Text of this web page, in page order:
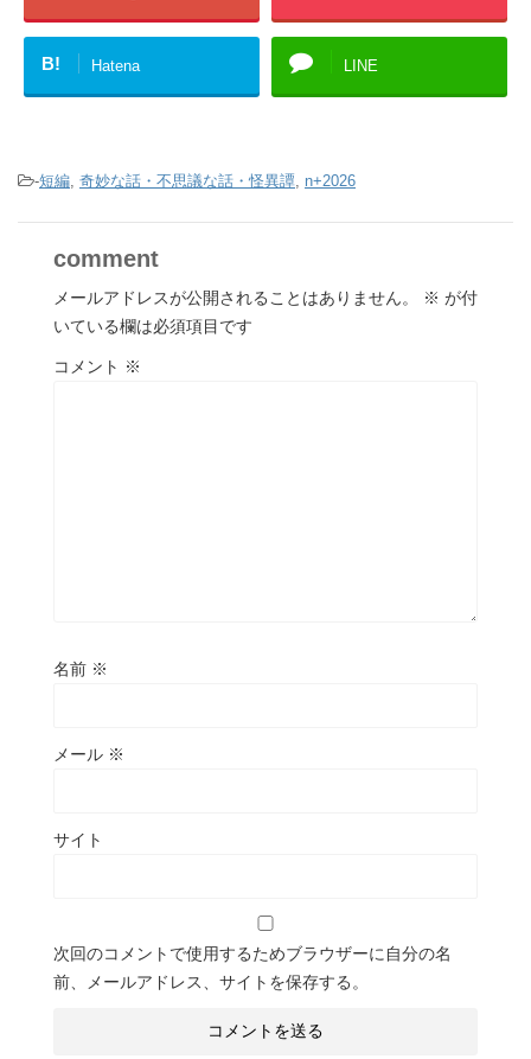
B! Hatena LINE
-短編, 奇妙な話・不思議な話・怪異譚, n+2026
comment
メールアドレスが公開されることはありません。 ※ が付
いている欄は必須項目です
コメント ※
名前 ※
メール ※
サイト
次回のコメントで使用するためブラウザーに自分の名
前、メールアドレス、サイトを保存する。